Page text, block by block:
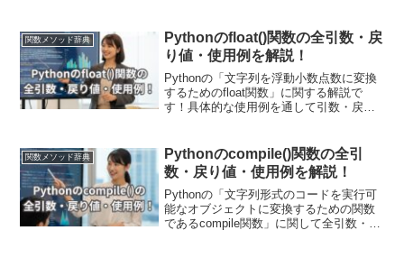
す！pow()関数を用いて数理処理に応用し
てみましょう！
関数メソッド辞典
Pythonのfloat()関数の全引数・戻
り値・使用例を解説！
Pythonの「文字列を浮動小数点数に変換
するためのfloat関数」に関する解説で
す！具体的な使用例を通して引数・戻り
介しています！数値の解析や外部データ
の読み込みにおいて、数値型への変換が
必要な場面で利用されています。
関数メソッド辞典
Pythonのcompile()関数の全引
数・戻り値・使用例を解説！
Pythonの「文字列形式のコードを実行可
能なオブジェクトに変換するための関数
であるcompile関数」に関して全引数・戻